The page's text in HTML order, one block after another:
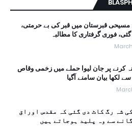
مسیحی قبرستان میں قبر کی بے حرمتی،
فوری گرفتاری کا مطالبہ
کرنے پر جان لیوا حملے میں زخمی وقاص
لکھا بیان سامنے آگیا
شہ رگ کاٹ دی گئی کہ مقدس اوراق
سے وہ پلید ہوجاتے ہیں